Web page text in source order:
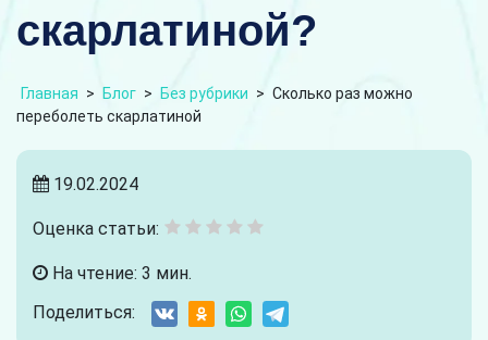
скарлатиной?
Главная > Блог > Без рубрики > Сколько раз можно
переболеть скарлатиной
19.02.2024
Оценка статьи:
На чтение: 3 мин.
Поделиться: